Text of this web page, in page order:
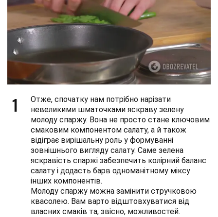
1
Отже, спочатку нам потрібно нарізати
невеликими шматочками яскраву зелену
молоду спаржу. Вона не просто стане ключовим
смаковим компонентом салату, а й також
відіграє вирішальну роль у формуванні
зовнішнього вигляду салату. Саме зелена
яскравість спаржі забезпечить колірний баланс
салату і додасть барв одноманітному міксу
інших компонентів.
Молоду спаржу можна замінити стручковою
квасолею. Вам варто відштовхуватися від
власних смаків та, звісно, можливостей.